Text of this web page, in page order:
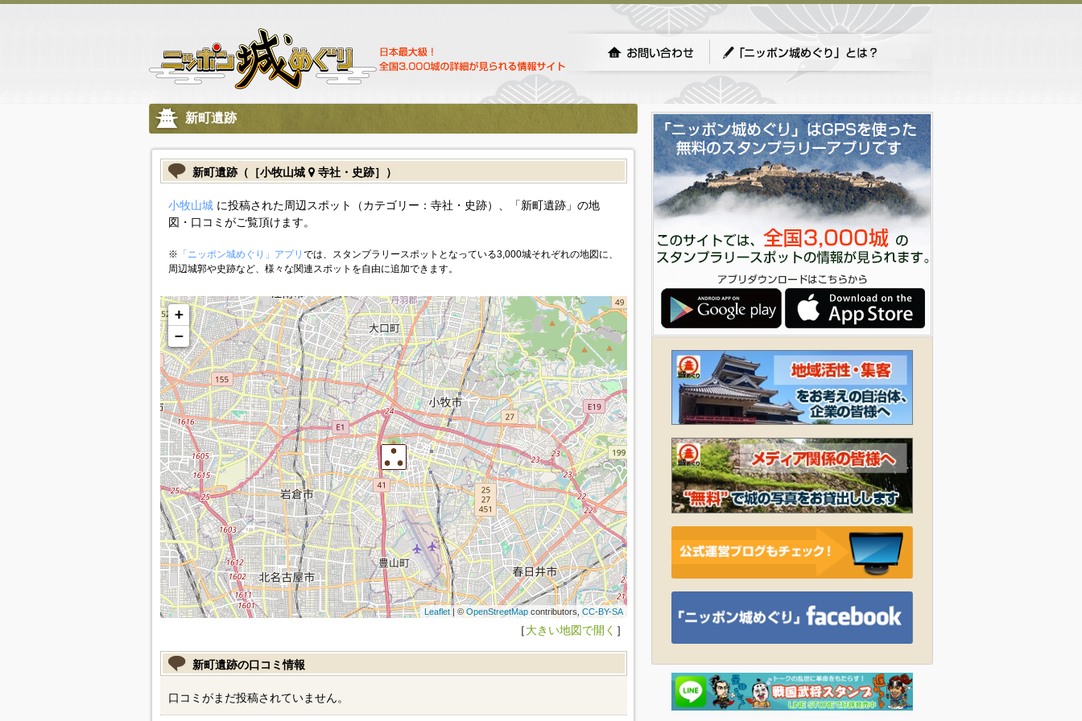
新町遺跡
新町遺跡（［小牧山城 寺社・史跡］）
小牧山城に投稿された周辺スポット（カテゴリー：寺社・史跡）、「新町遺跡」の地
図・口コミがご覧頂けます。
※ 「ニッポン城めぐり」アプリ では、スタンプラリースポットとなっている3,000城それぞれの地図に、
周辺城郭や史跡など、様々な関連スポットを自由に追加できます。
+
−
Leaflet| ©OpenStreetMapcontributors, CC-BY-SA
［大きい地図で開く ］
新町遺跡の口コミ情報
口コミがまだ投稿されていません。